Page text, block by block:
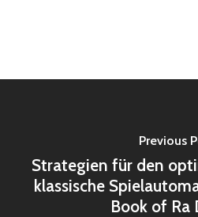
Previous
Strategien für den
klassische
Book of Ra